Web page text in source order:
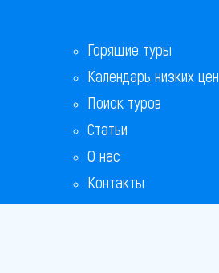
Горящие туры
Календарь низких цен
Поиск туров
Статьи
О нас
Контакты
Бонусная программа